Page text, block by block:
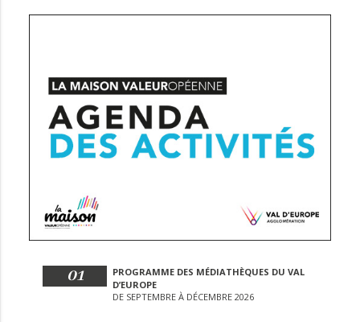
01
PROGRAMME DES MÉDIATHÈQUES DU VAL
D’EUROPE
DE SEPTEMBRE À DÉCEMBRE 2026